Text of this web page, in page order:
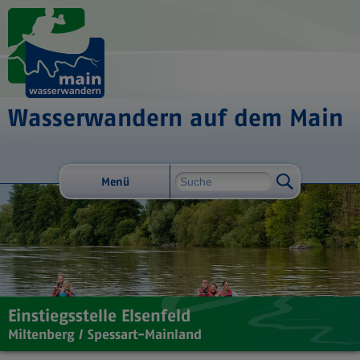
Wasserwandern auf dem Main
Menü
Einstiegsstelle Elsenfeld
Miltenberg / Spessart-Mainland